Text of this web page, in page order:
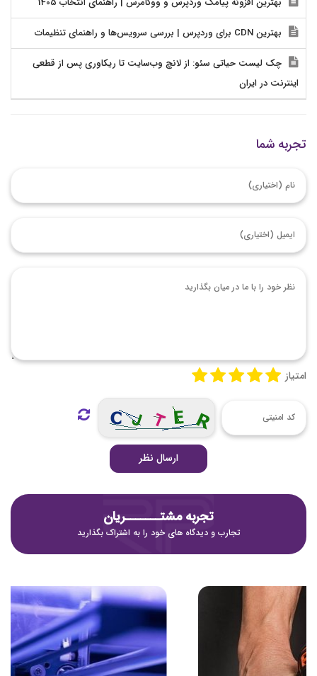
بهترین CDN برای وردپرس | بررسی سرویس‌ها و راهنمای تنظیمات
چک لیست حیاتی سئو: از لانچ وب‌سایت تا ریکاوری پس از قطعی
اینترنت در ایران
تجربه شما
امتیاز
ارسال نظر
تجربه مشتـــــــریان
تجارب و دیدگاه های خود را به اشتراک بگذارید